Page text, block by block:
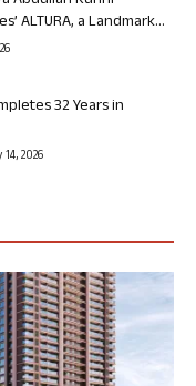
ALTURA, a Landmark...
32 Years in
2026